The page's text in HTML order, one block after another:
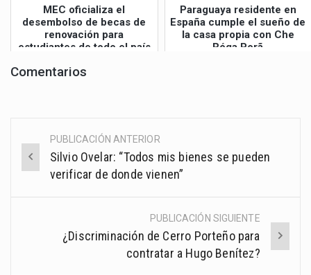
MEC oficializa el
desembolso de becas de
renovación para
estudiantes de todo el país
Paraguaya residente en
España cumple el sueño de
la casa propia con Che
Róga Porã
Comentarios
Post
navigation
PUBLICACIÓN ANTERIOR
Silvio Ovelar: “Todos mis bienes se pueden
verificar de donde vienen”
PUBLICACIÓN SIGUIENTE
¿Discriminación de Cerro Porteño para
contratar a Hugo Benítez?